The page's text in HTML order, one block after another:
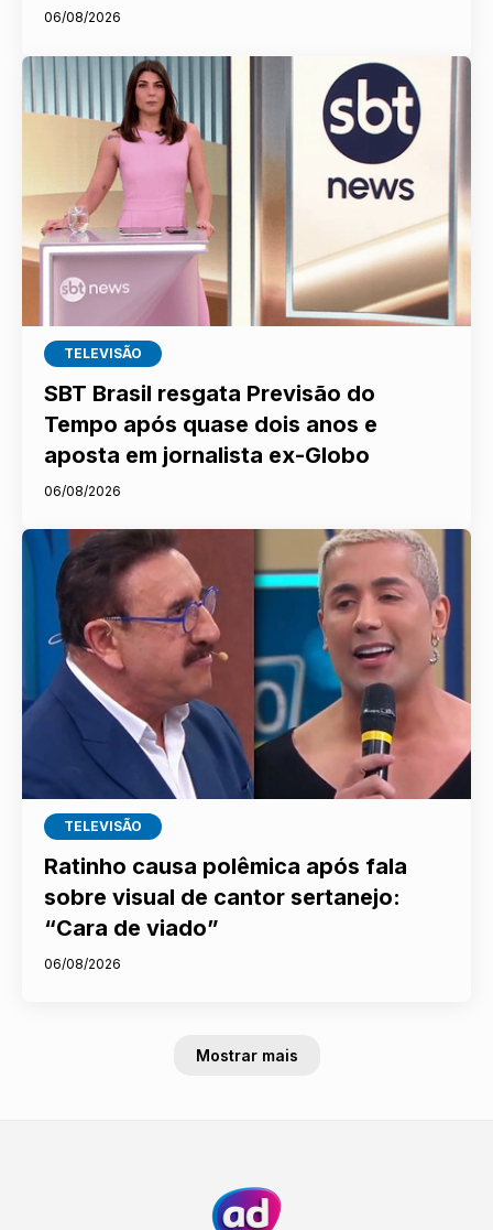
06/08/2026
TELEVISÃO
SBT Brasil resgata Previsão do
Tempo após quase dois anos e
aposta em jornalista ex-Globo
06/08/2026
TELEVISÃO
Ratinho causa polêmica após fala
sobre visual de cantor sertanejo:
“Cara de viado”
06/08/2026
Mostrar mais